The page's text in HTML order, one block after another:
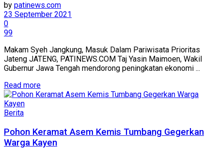
by patinews.com
23 September 2021
0
99
Makam Syeh Jangkung, Masuk Dalam Pariwisata Prioritas
Jateng JATENG, PATINEWS.COM Taj Yasin Maimoen, Wakil
Gubernur Jawa Tengah mendorong peningkatan ekonomi ...
Read moreDetails
Berita
Pohon Keramat Asem Kemis Tumbang Gegerkan
Warga Kayen